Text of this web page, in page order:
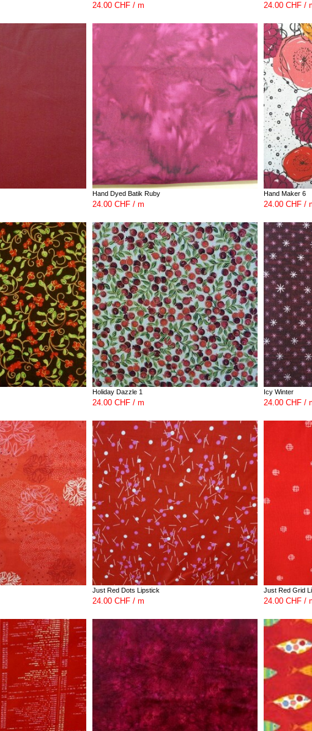
24.00 CHF / m 24.00 CHF /
Hand Dyed Batik Ruby
24.00 CHF / m
Hand Maker 6
24.00 CHF /
Holiday Dazzle 1
24.00 CHF / m
Icy Winter
24.00 CHF /
Just Red Dots Lipstick
24.00 CHF / m
Just Red Grid
24.00 CHF /